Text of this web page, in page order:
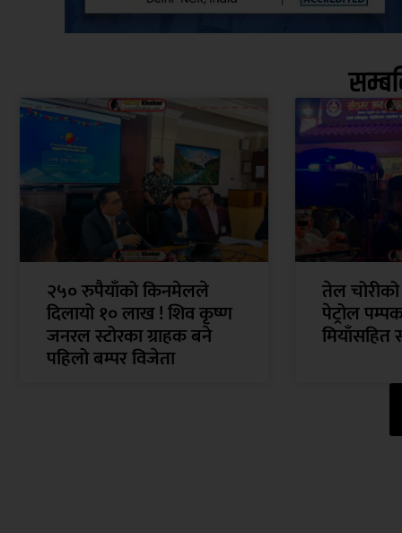
२५० रुपैयाँको किनमेलले
दिलायो १० लाख ! शिव कृष्ण
जनरल स्टोरका ग्राहक बने
पहिलो बम्पर विजेता
तेल
पेट्रोल
मियाँसहित